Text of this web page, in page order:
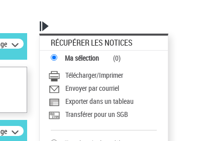
RÉCUPÉRER LES NOTICES
Ma sélection (0)
Télécharger/Imprimer
Envoyer par courriel
Exporter dans un tableau
Transférer pour un SGB